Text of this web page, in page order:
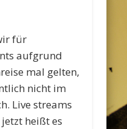
für
aufgrund
mal gelten,
nicht im
Live streams
heißt es